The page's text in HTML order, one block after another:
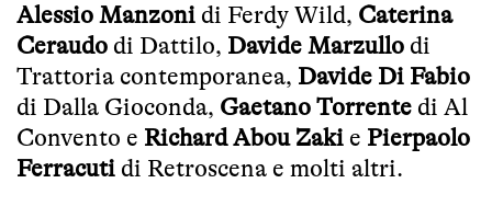
Alessio Manzoni di Ferdy Wild, Caterina
Ceraudo di Dattilo, Davide Marzullo di
Trattoria contemporanea, Davide Di Fabio
di Dalla Gioconda, Gaetano Torrente di Al
Convento e Richard Abou Zaki e Pierpaolo
Ferracuti di Retroscena e molti altri.